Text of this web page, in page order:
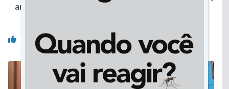
arquitetura já é realidade em Mato Grosso do Sul
Você pode gostar também